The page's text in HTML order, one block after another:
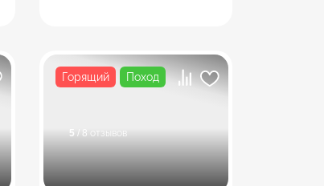
Горящий Поход
5 / 8 отзывов